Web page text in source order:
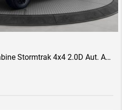
Ranger Doppelkabine Stormtrak 4x4 2.0D Aut. AHK/STH/ACC/Kamera/Navi/e-Rollo/uvm